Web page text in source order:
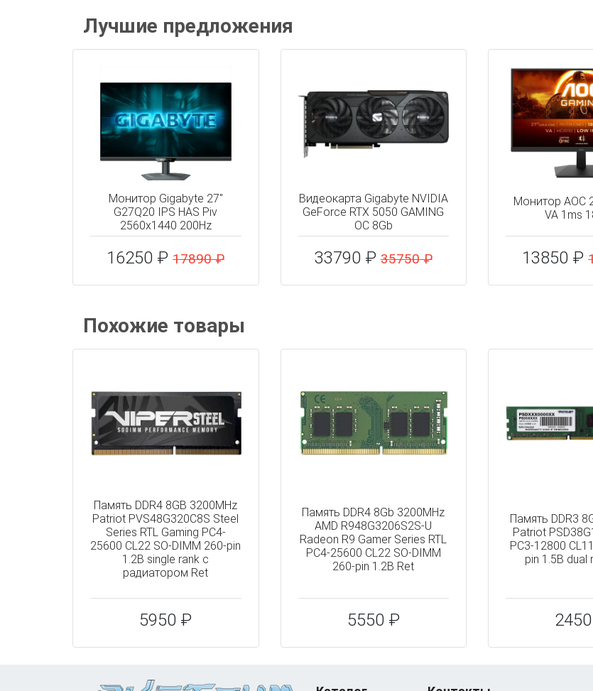
Лучшие предложения
Монитор Gigabyte 27"
G27Q20 IPS HAS Piv
2560x1440 200Hz
16250 ₽17890 ₽
Видеокарта Gigabyte NVIDIA
GeForce RTX 5050 GAMING
OC 8Gb
33790 ₽35750 ₽
Монитор AOC
VA 1ms
13850 ₽
Похожие товары
Память DDR4 8GB 3200MHz
Patriot PVS48G320C8S Steel
Series RTL Gaming PC4-
25600 CL22 SO-DIMM 260-pin
1.2В single rank с
радиатором Ret
5950 ₽
Память DDR4 8Gb 3200MHz
AMD R948G3206S2S-U
Radeon R9 Gamer Series RTL
PC4-25600 CL22 SO-DIMM
260-pin 1.2В Ret
5550 ₽
Память DDR3
Patriot
PC3-12800
pin 1.5В dual